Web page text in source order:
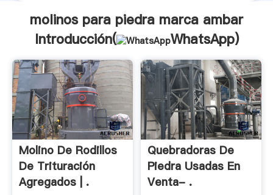
molinos para piedra marca ambar
Introducción(
WhatsApp)
Molino De Rodillos
De Trituración
Agregados | .
Quebradoras De
Piedra Usadas En
Venta- .